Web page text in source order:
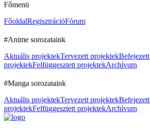
Főmenü
FőoldalRegisztrációFórum
#Anime sorozataink
Aktuális projektekTervezett projektekBefejezett
projektekFelfüggesztett projektekArchívum
#Manga sorozataink
Aktuális projektekTervezett projektekBefejezett
projektekFelfüggesztett projektekArchívum